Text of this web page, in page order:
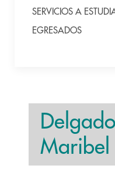
SERVICIOS A
EGRESADOS
Maribel